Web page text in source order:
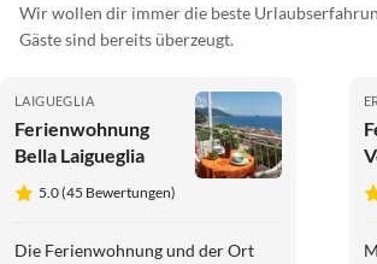
Wir wollen dir immer die beste
Gäste sind bereits überzeugt.
LAIGUEGLIA
Ferienwohnung
Bella Laigueglia
5.0 (45 Bewertungen)
Die Ferienwohnung und der Ort